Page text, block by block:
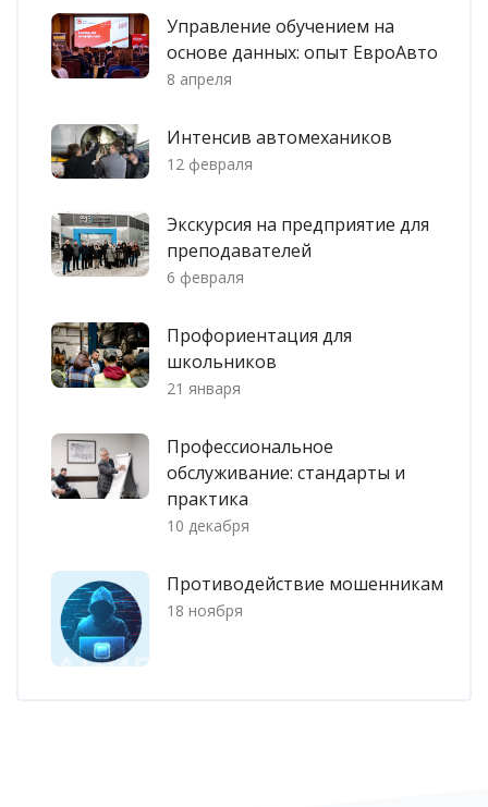
Управление обучением на
основе данных: опыт ЕвроАвто
8 апреля
Интенсив автомехаников
12 февраля
Экскурсия на предприятие для
преподавателей
6 февраля
Профориентация для
школьников
21 января
Профессиональное
обслуживание: стандарты и
практика
10 декабря
Противодействие мошенникам
18 ноября